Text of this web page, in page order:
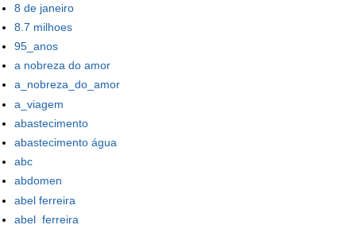
8 de janeiro
8.7 milhoes
95_anos
a nobreza do amor
a_nobreza_do_amor
a_viagem
abastecimento
abastecimento água
abc
abdomen
abel ferreira
abel_ferreira